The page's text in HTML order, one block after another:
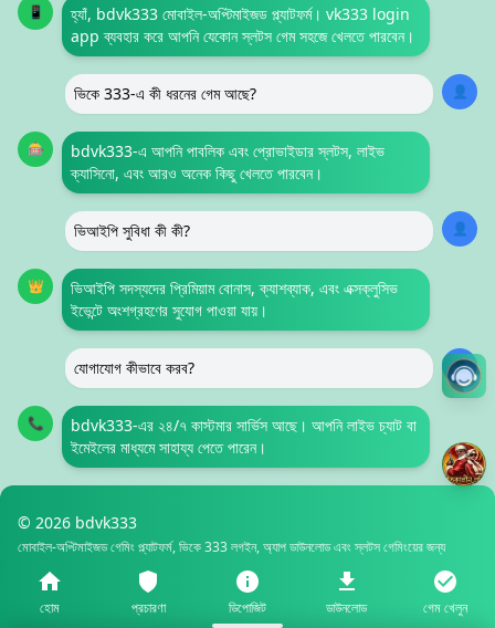
📱
হ্যাঁ, bdvk333 মোবাইল-অপ্টিমাইজড প্ল্যাটফর্ম। vk333 login
app ব্যবহার করে আপনি যেকোন স্লটস গেম সহজে খেলতে পারবেন।
ভিকে 333-এ কী ধরনের গেম আছে? 👤
🎰
bdvk333-এ আপনি পাবলিক এবং প্রোভাইডার স্লটস, লাইভ
ক্যাসিনো, এবং আরও অনেক কিছু খেলতে পারবেন।
ভিআইপি সুবিধা কী কী? 👤
👑
ভিআইপি সদস্যদের প্রিমিয়াম বোনাস, ক্যাশব্যাক, এবং এক্সক্লুসিভ
ইভেন্টে অংশগ্রহণের সুযোগ পাওয়া যায়।
যোগাযোগ কীভাবে করব? 👤
📞
bdvk333-এর ২৪/৭ কাস্টমার সার্ভিস আছে। আপনি লাইভ চ্যাট বা
ইমেইলের মাধ্যমে সাহায্য পেতে পারেন।
© 2026 bdvk333
মোবাইল-অপ্টিমাইজড গেমিং প্ল্যাটফর্ম, ভিকে 333 লগইন, অ্যাপ ডাউনলোড এবং স্লটস গেমিংয়ের জন্য
ডিজাইন: হার্ডকোর গেমিং স্টাইল
গেমার-কেন্দ্রিক অভিজ্ঞতা সরবরাহ করি
হোম প্রচারণা ডিপোজিট ডাউনলোড গেম খেলুন